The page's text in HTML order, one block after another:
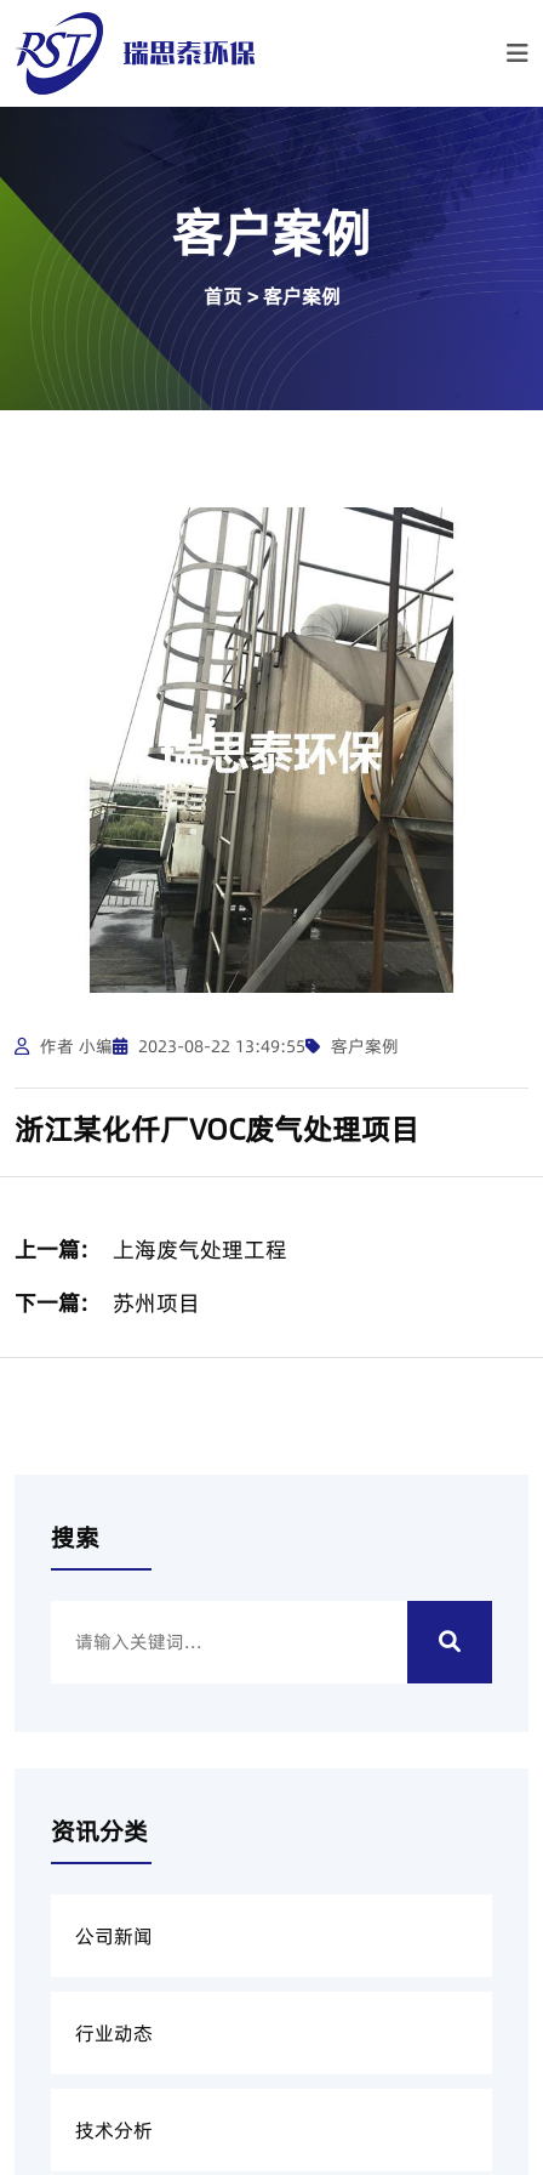
客户案例
首页>客户案例
作者 小编 2023-08-22 13:49:55 客户案例
浙江某化仟厂VOC废气处理项目
上一篇:
上海废气处理工程
下一篇:
苏州项目
搜索
资讯分类
公司新闻
行业动态
技术分析